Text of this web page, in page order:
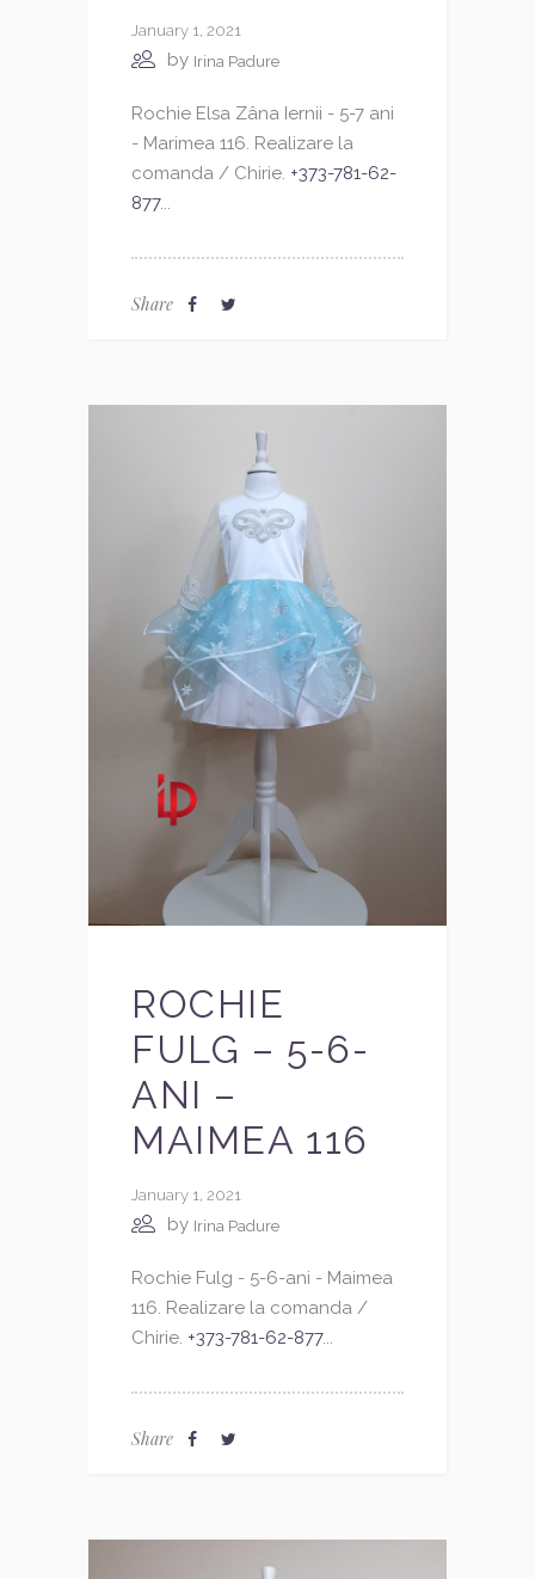
January 1, 2021
by Irina Padure
Rochie Elsa Zâna Iernii - 5-7 ani
- Marimea 116. Realizare la
comanda / Chirie. +373-781-62-
877...
Share
ROCHIE
FULG – 5-6-
ANI –
MAIMEA 116
January 1, 2021
by Irina Padure
Rochie Fulg - 5-6-ani - Maimea
116. Realizare la comanda /
Chirie. +373-781-62-877...
Share